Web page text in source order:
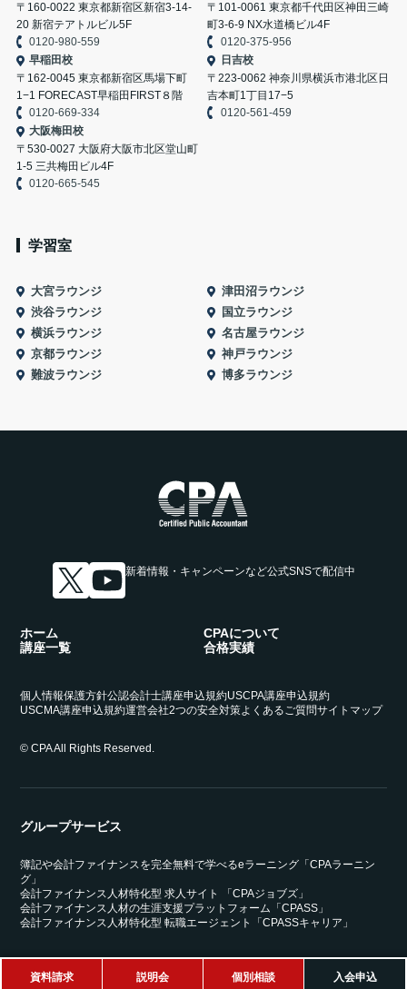
〒160-0022 東京都新宿区新宿3-14-
20 新宿テアトルビル5F
0120-980-559
〒101-0061 東京都千代田区神田三崎
町3-6-9 NX水道橋ビル4F
0120-375-956
早稲田校
〒162-0045 東京都新宿区馬場下町
1−1 FORECAST早稲田FIRST８階
0120-669-334
日吉校
〒223-0062 神奈川県横浜市港北区日
吉本町1丁目17−5
0120-561-459
大阪梅田校
〒530-0027 大阪府大阪市北区堂山町
1-5 三共梅田ビル4F
0120-665-545
学習室
大宮ラウンジ
津田沼ラウンジ
渋谷ラウンジ
国立ラウンジ
横浜ラウンジ
名古屋ラウンジ
京都ラウンジ
神戸ラウンジ
難波ラウンジ
博多ラウンジ
新着情報・キャンペーンなど公式SNSで配信中
ホーム
CPAについて
講座一覧
合格実績
個人情報保護方針公認会計士講座申込規約USCPA講座申込規約
USCMA講座申込規約運営会社2つの安全対策よくあるご質問サイトマップ
© CPA All Rights Reserved.
グループサービス
簿記や会計ファイナンスを完全無料で学べるeラーニング「CPAラーニン
グ」
会計ファイナンス人材特化型 求人サイト 「CPAジョブズ」
会計ファイナンス人材の生涯支援プラットフォーム「CPASS」
会計ファイナンス人材特化型 転職エージェント「CPASSキャリア」
資料請求 説明会 個別相談 入会申込